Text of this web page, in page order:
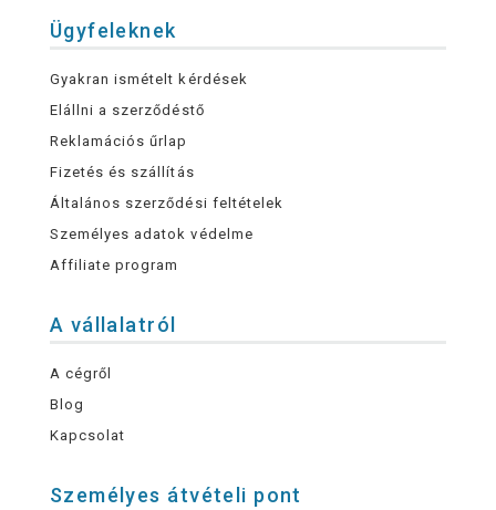
Ügyfeleknek
Gyakran ismételt kérdések
Elállni a szerződéstő
Reklamációs űrlap
Fizetés és szállítás
Általános szerződési feltételek
Személyes adatok védelme
Affiliate program
A vállalatról
A cégről
Blog
Kapcsolat
Személyes átvételi pont